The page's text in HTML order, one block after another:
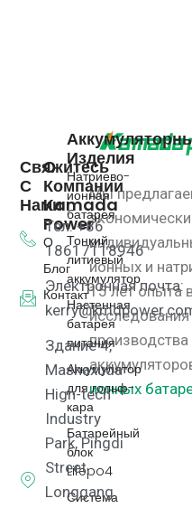
Мы
ионных и
15 лет опыта
производства
ионных
Изделия
Натриево-
ионная
батарея
Тонкий
литиевый
аккумулятор
Настенная
батарея
питания
Аккумулятор
для гольф-
кара
Батарейный
блок
Lifepo4
Система
О
Компании
Kamada
Power
О
Блог
Контакт
Свяжитесь
С
Нами
Тел: +86
18617118946
Электронная почта:
Здание 4,
Mashaxuda
High-tech
Industry
Park, Pingdi
Street,
Longgang